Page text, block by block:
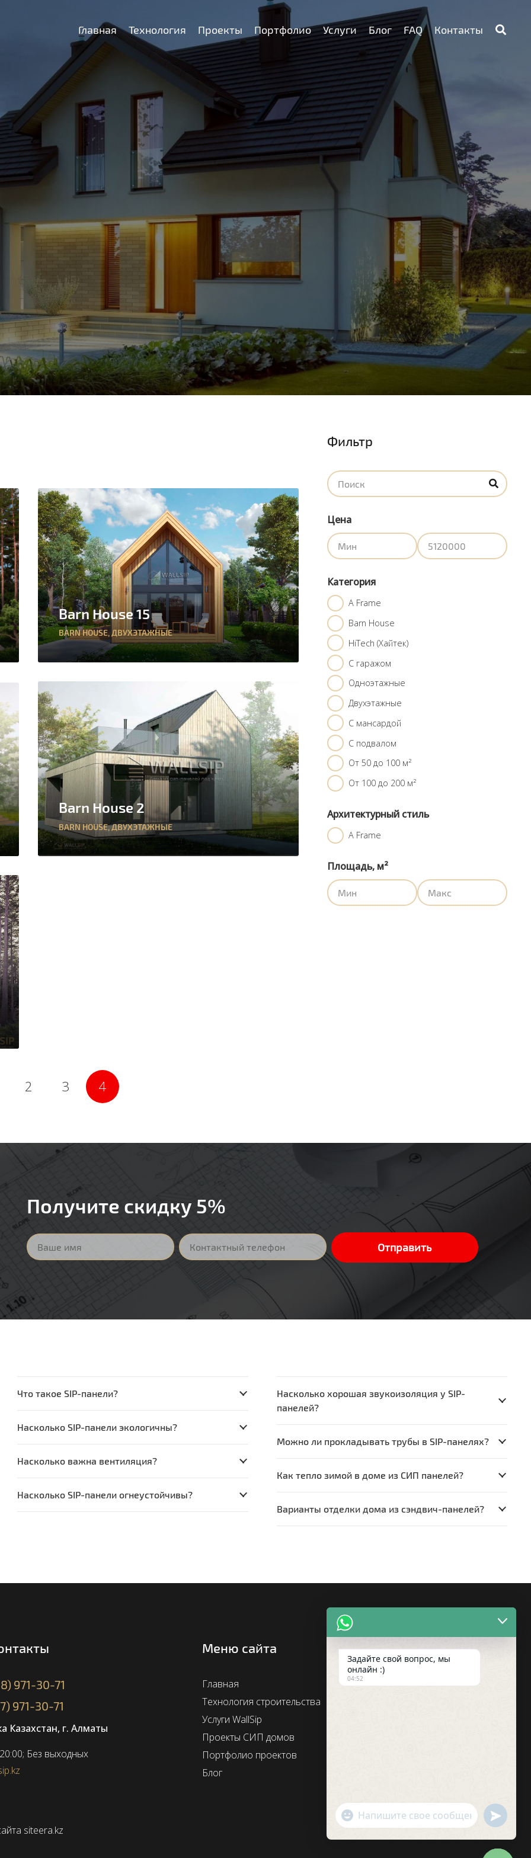
Главная Технология Проекты Портфолио Услуги Блог FAQ Контакты
Barn House 15
BARN HOUSE,ДВУХЭТАЖНЫЕ
Barn House 2
BARN HOUSE,ДВУХЭТАЖНЫЕ
2 3 4
Фильтр
Цена
Категория
A Frame
Barn House
HiTech (Хайтек)
С гаражом
Одноэтажные
Двухэтажные
С мансардой
С подвалом
От 50 до 100 м²
От 100 до 200 м²
Архитектурный стиль
A Frame
Площадь, м²
Получите скидку 5%
Что такое SIP-панели?
Насколько SIP-панели экологичны?
Насколько важна вентиляция?
Насколько SIP-панели огнеустойчивы?
Насколько хорошая звукоизоляция у SIP-
панелей?
Можно ли прокладывать трубы в SIP-панелях?
Как тепло зимой в доме из СИП панелей?
Варианты отделки дома из сэндвич-панелей?
971-30-71
971-30-71
Казахстан, г. Алматы
Без выходных
Меню сайта
Главная
Технология строительства
Услуги WallSip
Проекты СИП домов
Портфолио проектов
Блог
Соц. сети
siteera.kz
Задайте свой вопрос, мы
онлайн :)
04:52
"+chaty_settings.lang.emoji_picker+"
WhatsApp
Message